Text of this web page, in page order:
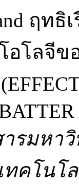
ฤทธิ
อโลจี
ารมหา
ทคโนโ